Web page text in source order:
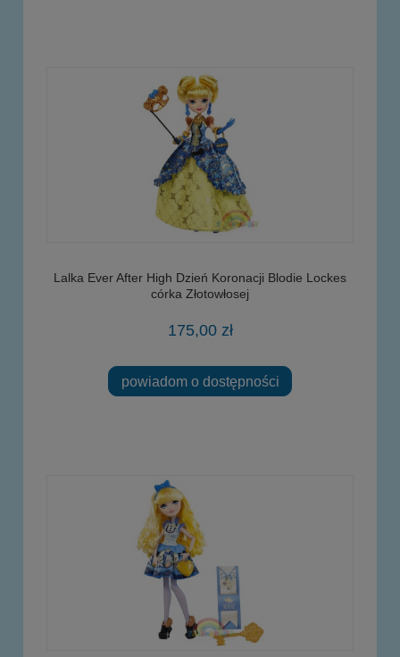
Lalka Ever After High Dzień Koronacji Blodie Lockes
córka Złotowłosej
175,00 zł
powiadom o dostępności